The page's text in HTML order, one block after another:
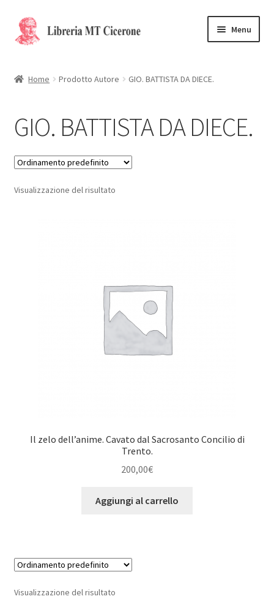
Vai
alla
Vai
al
Menu
La Storia
Contattaci
Cassa
Home Prodotto Autore GIO. BATTISTA DA DIECE.
GIO. BATTISTA DA DIECE.
Visualizzazione del risultato
Il zelo dell’anime. Cavato dal Sacrosanto Concilio di
Trento.
200,00€
Aggiungi al carrello
Visualizzazione del risultato